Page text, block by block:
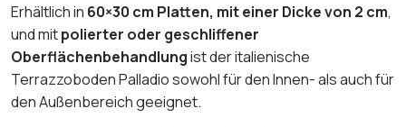
Erhältlich in 60×30 cm Platten, mit einer Dicke von 2 cm,
und mitpolierter oder geschliffener
Oberflächenbehandlungist der italienische
Terrazzoboden Palladio sowohl für den Innen- als auch für
den Außenbereich geeignet.